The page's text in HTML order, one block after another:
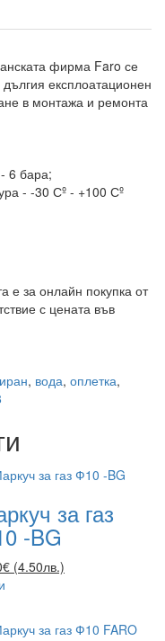
фирма Faro се
дългия експлоатационен
в монтажа и ремонта
6 бара;
- -30 Сº - +100 Сº
е за онлайн покупка от
с цената във
, вода, оплетка,
за газ
-BG
(4.50лв.)